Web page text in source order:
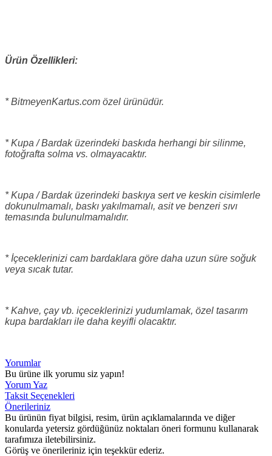
Ürün Özellikleri:
* BitmeyenKartus.com özel ürünüdür.
* Kupa / Bardak üzerindeki baskıda herhangi bir silinme,
fotoğrafta solma vs. olmayacaktır.
* Kupa / Bardak üzerindeki baskıya sert ve keskin cisimlerle
dokunulmamalı, baskı yakılmamalı, asit ve benzeri sıvı
temasında bulunulmamalıdır.
* İçeceklerinizi cam bardaklara göre daha uzun süre soğuk
veya sıcak tutar.
* Kahve, çay vb. içeceklerinizi yudumlamak, özel tasarım
kupa bardakları ile daha keyifli olacaktır.
Yorumlar
Bu ürüne ilk yorumu siz yapın!
Yorum Yaz
Taksit Seçenekleri
Önerileriniz
Bu ürünün fiyat bilgisi, resim, ürün açıklamalarında ve diğer
konularda yetersiz gördüğünüz noktaları öneri formunu kullanarak
tarafımıza iletebilirsiniz.
Görüş ve önerileriniz için teşekkür ederiz.